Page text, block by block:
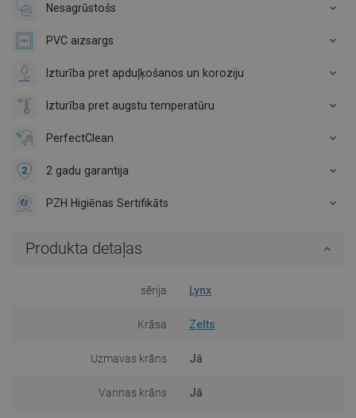
Nesagrūstošs
PVC aizsargs
Izturība pret apduļķošanos un koroziju
Izturība pret augstu temperatūru
PerfectClean
2 gadu garantija
PZH Higiēnas Sertifikāts
Produkta detaļas
sērija Lynx
Krāsa Zelts
Uzmavas krāns Jā
Vannas krāns Jā